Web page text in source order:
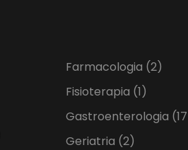
Farmacologia (2)
Fisioterapia (1)
Gastroenterologia
Geriatria (2)